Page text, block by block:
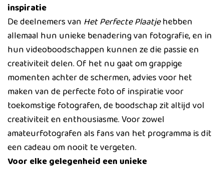
inspiratie
De deelnemers van Het Perfecte Plaatjehebben
allemaal hun unieke benadering van fotografie, en in
hun videoboodschappen kunnen ze die passie en
creativiteit delen. Of het nu gaat om grappige
momenten achter de schermen, advies voor het
maken van de perfecte foto of inspiratie voor
toekomstige fotografen, de boodschap zit altijd vol
creativiteit en enthousiasme. Voor zowel
amateurfotografen als fans van het programma is dit
een cadeau om nooit te vergeten.
Voor elke gelegenheid een unieke